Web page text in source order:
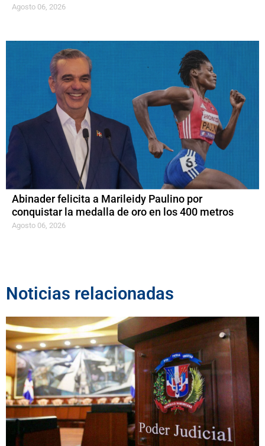
Agosto 06, 2026
Abinader felicita a Marileidy Paulino por
conquistar la medalla de oro en los 400 metros
Agosto 06, 2026
Noticias relacionadas